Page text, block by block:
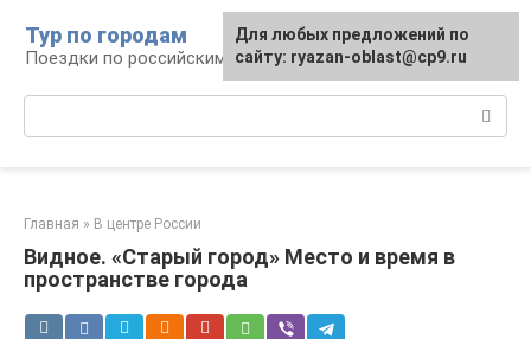
контенту
Тур по городам
Поездки по российским городам
Главная » В центре России
Видное. «Старый город» Место и время в
пространстве города
Для любых предложений по
сайту: ryazan-oblast@cp9.ru